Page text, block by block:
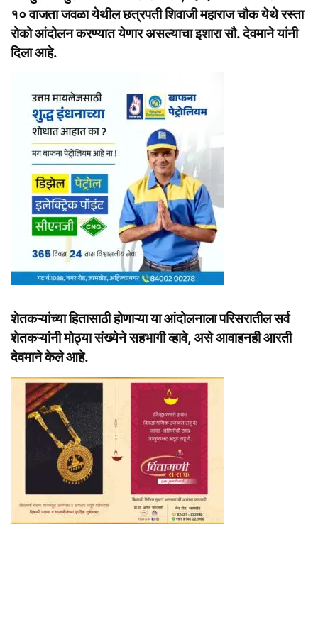
१० वाजता जवळा येथील छत्रपती शिवाजी महाराज चौक येथे रस्ता
रोको आंदोलन करण्यात येणार असल्याचा इशारा सौ. देवमाने यांनी
दिला आहे.
शेतकऱ्यांच्या हितासाठी होणाऱ्या या आंदोलनाला परिसरातील सर्व
शेतकऱ्यांनी मोठ्या संख्येने सहभागी व्हावे, असे आवाहनही आरती
देवमाने केले आहे.